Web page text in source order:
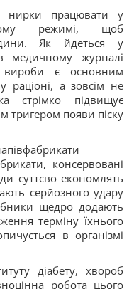
нирки працювати у
режимі, щоб
Як йдеться у
медичному журналі
вироби є основним
раціоні, а зовсім не
стрімко підвищує
тригером появи піску
консервовані
суттєво економлять
серйозного удару
щедро додають
терміну їхнього
в організмі
діабету, хвороб
робота цього